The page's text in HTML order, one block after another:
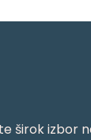
širok izbor